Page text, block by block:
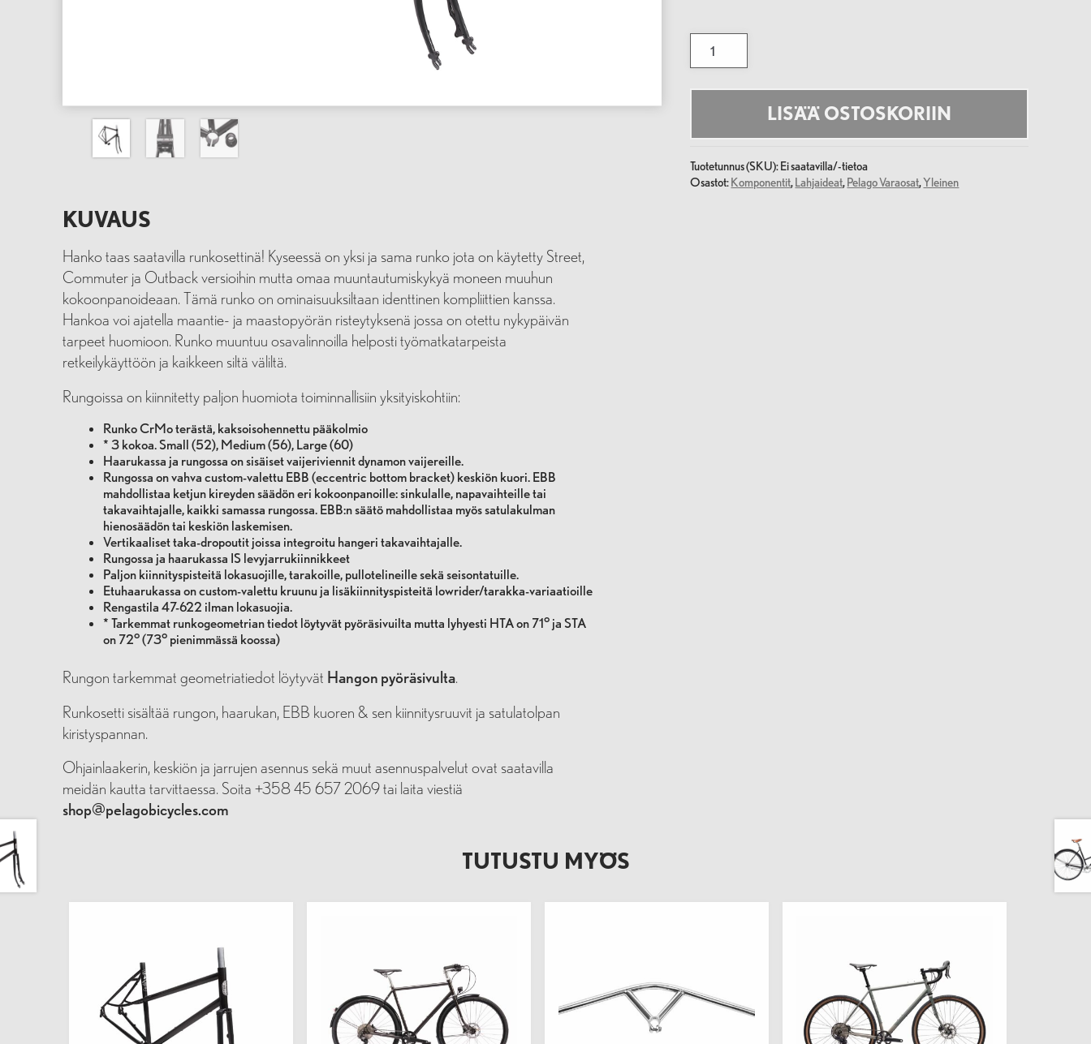
Runkosetti
Charcoal
määrä
LISÄÄ OSTOSKORIIN
Tuotetunnus (SKU): Ei saatavilla/-tietoa
Osastot: Komponentit, Lahjaideat, Pelago Varaosat,Yleinen
KUVAUS
Hanko taas saatavilla runkosettinä! Kyseessä on yksi ja sama runko jota on käytetty Street,
Commuter ja Outback versioihin mutta omaa muuntautumiskykyä moneen muuhun
kokoonpanoideaan. Tämä runko on ominaisuuksiltaan identtinen kompliittien kanssa.
Hankoa voi ajatella maantie- ja maastopyörän risteytyksenä jossa on otettu nykypäivän
tarpeet huomioon. Runko muuntuu osavalinnoilla helposti työmatkatarpeista
retkeilykäyttöön ja kaikkeen siltä väliltä.
Rungoissa on kiinnitetty paljon huomiota toiminnallisiin yksityiskohtiin:
Runko CrMo terästä, kaksoisohennettu pääkolmio
* 3 kokoa. Small (52), Medium (56), Large (60)
Haarukassa ja rungossa on sisäiset vaijeriviennit dynamon vaijereille.
Rungossa on vahva custom-valettu EBB (eccentric bottom bracket) keskiön kuori. EBB
mahdollistaa ketjun kireyden säädön eri kokoonpanoille: sinkulalle, napavaihteille tai
takavaihtajalle, kaikki samassa rungossa. EBB:n säätö mahdollistaa myös satulakulman
hienosäädön tai keskiön laskemisen.
Vertikaaliset taka-dropoutit joissa integroitu hangeri takavaihtajalle.
Rungossa ja haarukassa IS levyjarrukiinnikkeet
Paljon kiinnityspisteitä lokasuojille, tarakoille, pullotelineille sekä seisontatuille.
Etuhaarukassa on custom-valettu kruunu ja lisäkiinnityspisteitä lowrider/tarakka-variaatioille
Rengastila 47-622 ilman lokasuojia.
* Tarkemmat runkogeometrian tiedot löytyvät pyöräsivuilta mutta lyhyesti HTA on 71° ja STA
on 72° (73° pienimmässä koossa)
Rungon tarkemmat geometriatiedot löytyvät Hangon pyöräsivulta.
Runkosetti sisältää rungon, haarukan, EBB kuoren & sen kiinnitysruuvit ja satulatolpan
kiristyspannan.
Ohjainlaakerin, keskiön ja jarrujen asennus sekä muut asennuspalvelut ovat saatavilla
meidän kautta tarvittaessa. Soita +358 45 657 2069 tai laita viestiä
shop@pelagobicycles.com
TUTUSTU MYÖS